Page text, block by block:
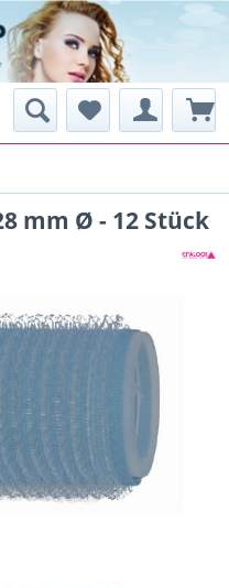
mm Ø - 12 Stück